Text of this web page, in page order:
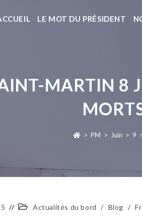
LE MOT DU PRÉSIDENT
MARTIN 8
> PM > Juin > 9
Actualités du bord / Blog /